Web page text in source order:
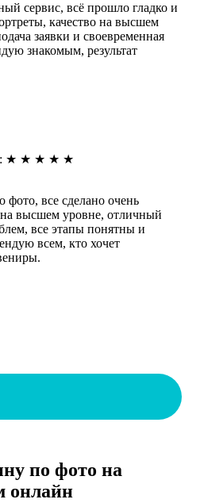
сервис, всё прошло гладко и
качество на высшем
заявки и своевременная
знакомым, результат
: ★ ★ ★ ★ ★
фото, все сделано очень
высшем уровне, отличный
все этапы понятны и
всем, кто хочет
по фото на
онлайн